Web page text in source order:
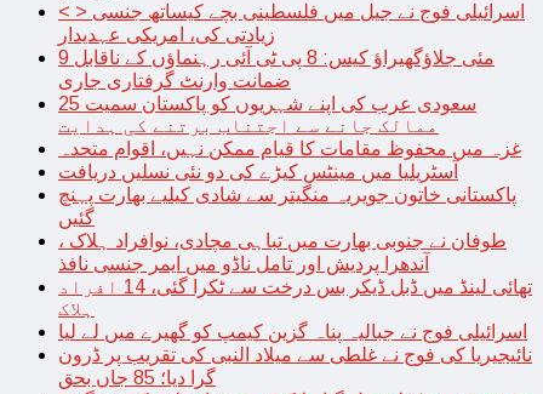
< > اسرائیلی فوج نے جیل میں فلسطینی بچے کیساتھ جنسی
زیادتی کی، امریکی عہدیدار
9 مئی جلاؤگھیراؤ کیس: 8 پی ٹی آئی رہنماؤں کے ناقابل
ضمانت وارنٹ گرفتاری جاری
سعودی عرب کی اپنے شہریوں کو پاکستان سمیت 25
ممالک جانے سے اجتناب برتنے کی ہدایت
غزہ میں محفوظ مقامات کا قیام ممکن نہیں، اقوام متحدہ
آسٹریلیا میں مینٹس کیڑے کی دو نئی نسلیں دریافت
پاکستانی خاتون جویریہ منگیتر سے شادی کیلیے بھارت پہنچ
گئیں
طوفان نے جنوبی بھارت میں تباہی مچادی، نوافراد ہلاک ،
آندھرا پردیش اور تامل ناڈو میں ایمر جنسی نافذ
تھائی لینڈ میں ڈبل ڈیکر بس درخت سے ٹکرا گئی، 14 افراد
ہلاک
اسرائیلی فوج نے جبالیہ پناہ گزین کیمپ کو گھیرے میں لے لیا
نائیجیریا کی فوج نے غلطی سے میلاد النبی کی تقریب پر ڈرون
گرا دیا؛ 85 جاں بحق